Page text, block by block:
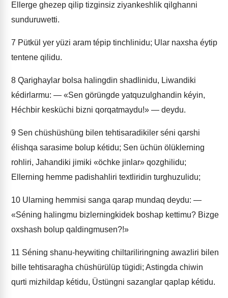
Ellerge ghezep qilip tizginsiz ziyankeshlik qilghanni
sunduruwetti.
7 Pütkül yer yüzi aram tépip tinchlinidu; Ular naxsha éytip
tentene qilidu.
8 Qarighaylar bolsa halingdin shadlinidu, Liwandiki
kédirlarmu: — «Sen görüngde yatquzulghandin kéyin,
Héchbir kesküchi bizni qorqatmaydu!» — deydu.
9 Sen chüshüshüng bilen tehtisaradikiler séni qarshi
élishqa sarasime bolup kétidu; Sen üchün ölüklerning
rohliri, Jahandiki jimiki «öchke jinlar» qozghilidu;
Ellerning hemme padishahliri textliridin turghuzulidu;
10 Ularning hemmisi sanga qarap mundaq deydu: —
«Séning halingmu bizlerningkidek boshap kettimu? Bizge
oxshash bolup qaldingmusen?!»
11 Séning shanu-heywiting chiltariliringning awazliri bilen
bille tehtisaragha chüshürülüp tügidi; Astingda chiwin
qurti mizhildap kétidu, Üstüngni sazanglar qaplap kétidu.